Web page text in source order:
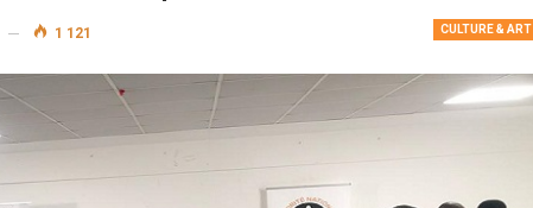
CULTURE & ART
1 121